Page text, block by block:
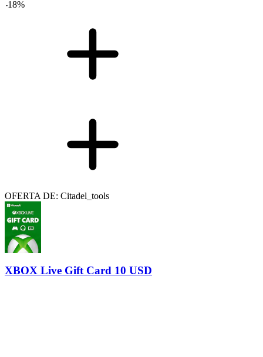
-18%
OFERTA DE: Citadel_tools
XBOX Live Gift Card 10 USD